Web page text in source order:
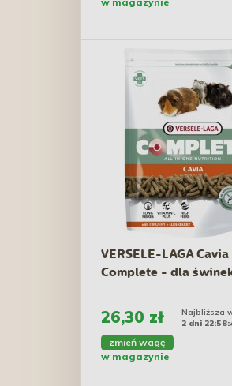
VERSELE-LAGA Cavia
Complete - dla
26,30 zł
Najbliższa
2 dni
zmień wagę
w magazynie